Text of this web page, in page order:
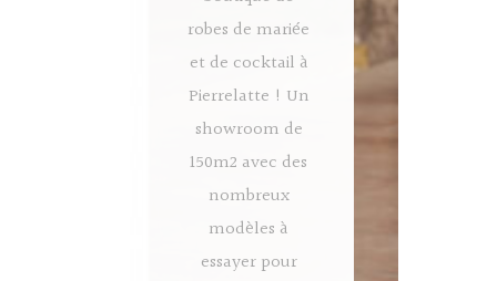
robes de mariée
et de cocktail à
Pierrelatte ! Un
showroom de
150m2 avec des
nombreux
modèles à
essayer pour